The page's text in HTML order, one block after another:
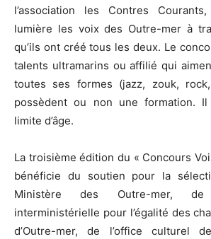
l’association les Contres
lumière les voix des Outre-mer à
qu’ils ont créé tous les deux. Le
talents ultramarins ou affilié qui
toutes ses formes (jazz, zouk,
possèdent ou non une formation. Il
limite d’âge.
La troisième édition du « Concours
bénéficie du soutien pour la
Ministère des Outre-mer,
interministérielle pour l’égalité des
d’Outre-mer, de l’office culturel